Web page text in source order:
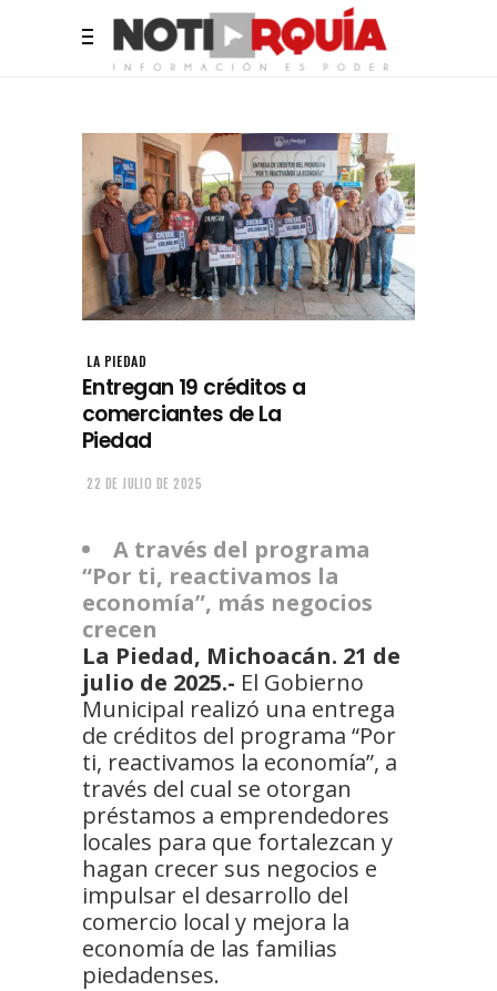
LA PIEDAD
Entregan 19 créditos a
comerciantes de La
Piedad
22 DE JULIO DE 2025
A través del programa
“Por ti, reactivamos la
economía”, más negocios
crecen
La Piedad, Michoacán. 21 de
julio de 2025.- El Gobierno
Municipal realizó una entrega
de créditos del programa “Por
ti, reactivamos la economía”, a
través del cual se otorgan
préstamos a emprendedores
locales para que fortalezcan y
hagan crecer sus negocios e
impulsar el desarrollo del
comercio local y mejora la
economía de las familias
piedadenses.